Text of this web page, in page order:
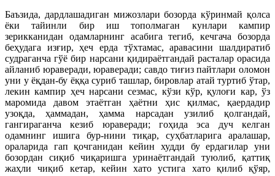
Баъзида, дардлашадиган мижозлари бозорда кўринмай қолса
ёки тайинли бир иш тополмаган кунлари кампир
зерикканидан одамларнинг асабига тегиб, кечгача бозорда
беҳудага изғир, ҳеч ерда тўхтамас, аравасини шалдиратиб
судраганча гўё бир нарсани қидираётгандай расталар орасида
айланиб юраверади, юраверади; савдо тиғиз пайтлари оломон
уни у ёқдан-бу ёққа суриб ташлар, бировлар атай туртиб ўтар,
лекин кампир ҳеч нарсани сезмас, кўзи кўр, қулоғи кар, ўз
маромида давом этаётган ҳаётни ҳис қилмас, қаердадир
узоқда, ҳаммадан, ҳамма нарсадан узилиб қолгандай,
гангираганча кезиб юраверади; гоҳида эса дуч келган
одамнинг ишига бур-нини тиқар, суҳбатларига аралашар,
ораларида гап қочганидан кейин худди бу ердагилар уни
бозордан сиқиб чиқаришга уринаётгандай туюлиб, қаттиқ
жаҳли чиқиб кетар, кейин хато устига хато қилиб қўяр,